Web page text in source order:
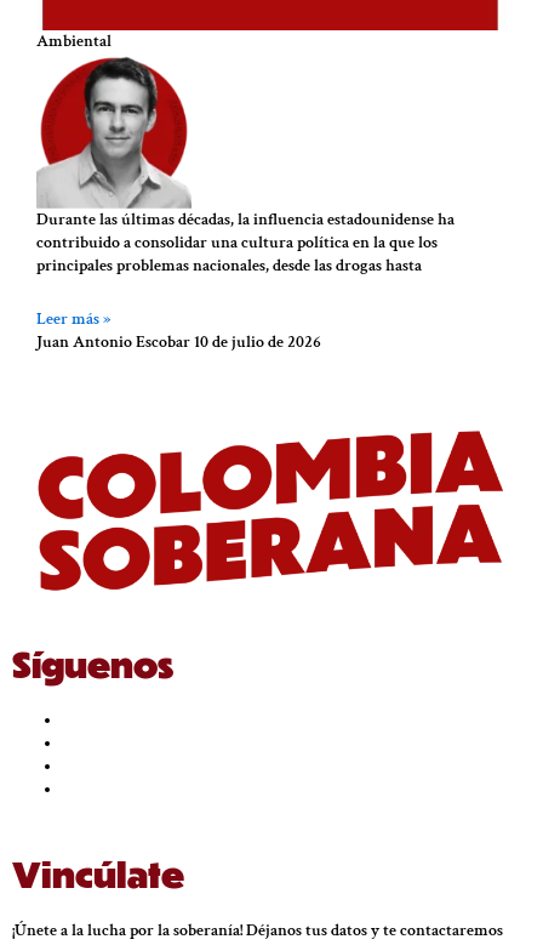
Ambiental
Durante las últimas décadas, la influencia estadounidense ha
contribuido a consolidar una cultura política en la que los
principales problemas nacionales, desde las drogas hasta
Leer más »
Juan Antonio Escobar 10 de julio de 2026
Síguenos
Vincúlate
¡Únete a la lucha por la soberanía! Déjanos tus datos y te contactaremos